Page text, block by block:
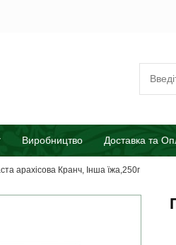
Виробництво Доставка та
арахісова Кранч, Інша їжа,250г